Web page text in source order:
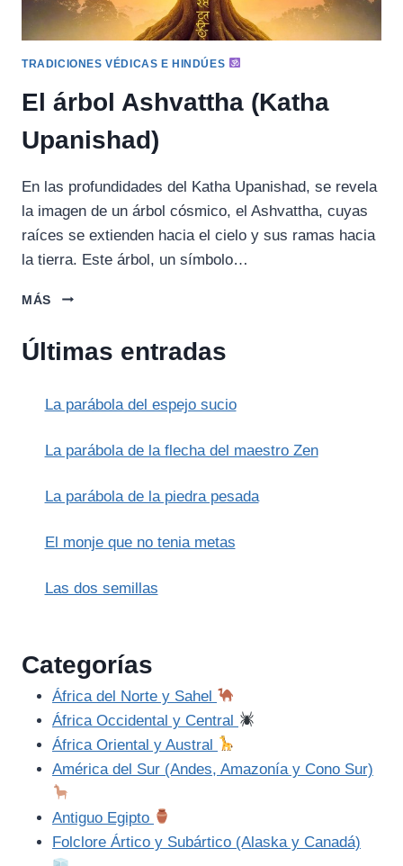
TRADICIONES VÉDICAS E HINDÚES
El árbol Ashvattha (Katha
Upanishad)
En las profundidades del Katha Upanishad, se revela
la imagen de un árbol cósmico, el Ashvattha, cuyas
raíces se extienden hacia el cielo y sus ramas hacia
la tierra. Este árbol, un símbolo…
MÁS
EL
(KATHA
Últimas entradas
La parábola del espejo sucio
La parábola de la flecha del maestro Zen
La parábola de la piedra pesada
El monje que no tenia metas
Las dos semillas
Categorías
África del Norte y Sahel
África Occidental y Central
África Oriental y Austral
América del Sur (Andes, Amazonía y Cono Sur)
Antiguo Egipto
Folclore Ártico y Subártico (Alaska y Canadá)